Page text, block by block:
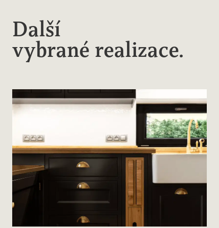
Další
vybrané realizace.